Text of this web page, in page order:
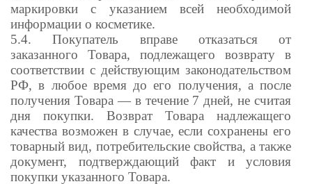
маркировки с указанием всей необходимой
информации о косметике.
5.4. Покупатель вправе отказаться от
заказанного Товара, подлежащего возврату в
соответствии с действующим законодательством
РФ, в любое время до его получения, а после
получения Товара — в течение 7 дней, не считая
дня покупки. Возврат Товара надлежащего
качества возможен в случае, если сохранены его
товарный вид, потребительские свойства, а также
документ, подтверждающий факт и условия
покупки указанного Товара.